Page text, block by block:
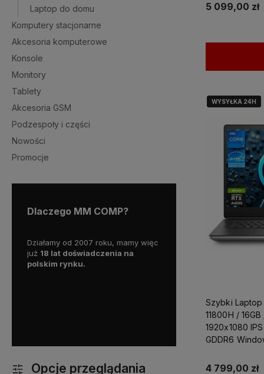
Laptop do domu
Komputery stacjonarne
Akcesoria komputerowe
Konsole
Monitory
Tablety
Akcesoria GSM
Podzespoły i części
Nowości
Promocje
Dlaczego MM COMP?
Działamy od 2007 roku, mamy więc
już 18 lat doświadczenia na
polskim rynku.
Wszystkie nasze produkty
liczyć na ekspresową i
Opcje przeglądania
5 099,00 zł
WYSYŁKA 24H
WYSYŁKA 24H
Szybki
11800H /
1920x1080
GDDR6
4 799,00 zł